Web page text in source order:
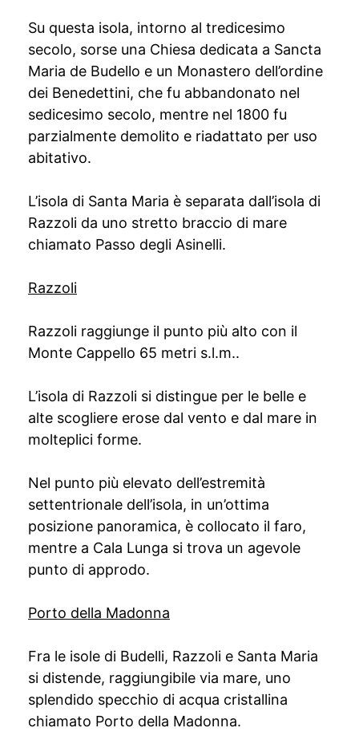
Su questa isola, intorno al tredicesimo
secolo, sorse una Chiesa dedicata a Sancta
Maria de Budello e un Monastero dell’ordine
dei Benedettini, che fu abbandonato nel
sedicesimo secolo, mentre nel 1800 fu
parzialmente demolito e riadattato per uso
abitativo.
L’isola di Santa Maria è separata dall’isola di
Razzoli da uno stretto braccio di mare
chiamato Passo degli Asinelli.
Razzoli
Razzoli raggiunge il punto più alto con il
Monte Cappello 65 metri s.l.m..
L’isola di Razzoli si distingue per le belle e
alte scogliere erose dal vento e dal mare in
molteplici forme.
Nel punto più elevato dell’estremità
settentrionale dell’isola, in un’ottima
posizione panoramica, è collocato il faro,
mentre a Cala Lunga si trova un agevole
punto di approdo.
Porto della Madonna
Fra le isole di Budelli, Razzoli e Santa Maria
si distende, raggiungibile via mare, uno
splendido specchio di acqua cristallina
chiamato Porto della Madonna.